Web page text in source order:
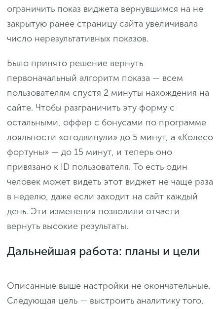
ограничить показ виджета вернувшимся на не
закрытую ранее страницу сайта увеличивала
число нерезультативных показов.
Было принято решение вернуть
первоначальный алгоритм показа — всем
пользователям спустя 2 минуты нахождения на
сайте. Чтобы разграничить эту форму с
остальными, оффер с бонусами по программе
лояльности «отодвинули» до 5 минут, а «Колесо
фортуны» — до 15 минут, и теперь оно
привязано к ID пользователя. То есть один
человек может видеть этот виджет не чаще раза
в неделю, даже если заходит на сайт каждый
день. Эти изменения позволили отчасти
вернуть высокие результаты.
Дальнейшая работа: планы и цели
Описанные выше настройки не окончательные.
Следующая цель — выстроить аналитику того,